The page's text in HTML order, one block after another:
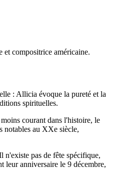
et compositrice américaine.
: Allicia évoque la pureté et la
spirituelles.
courant dans l'histoire, le
notables au XXe siècle,
n'existe pas de fête spécifique,
leur anniversaire le 9 décembre,